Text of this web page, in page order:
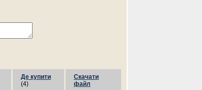
Де купити
(4)
Скачати
файл